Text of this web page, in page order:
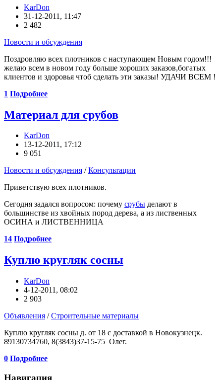
KarDon
31-12-2011, 11:47
2 482
Новости и обсуждения
Поздровляю всех плотников с наступающем Новым годом!!!
желаю всем в новом году больше хороших заказов,богатых
клиентов и здоровья чтоб сделать эти заказы! УДАЧИ ВСЕМ !
1 Подробнее
Материал для срубов
KarDon
13-12-2011, 17:12
9 051
Новости и обсуждения /Консультации
Приветствую всех плотников.
Сегодня задался вопросом: почему срубы делают в
большинстве из хвойных пород дерева, а из лиственных
ОСИНА и ЛИСТВЕННИЦА
14 Подробнее
Куплю кругляк сосны
KarDon
4-12-2011, 08:02
2 903
Объявления /Строительные материалы
Куплю кругляк сосны д. от 18 с доставкой в Новокузнецк.
89130734760, 8(3843)37-15-75 Олег.
0 Подробнее
Навигация